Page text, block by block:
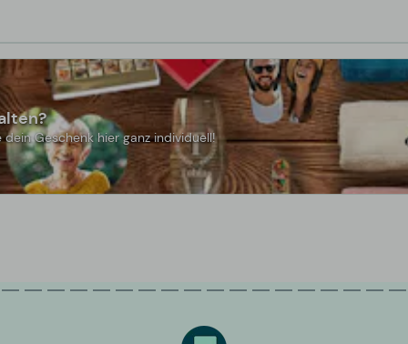
Geschenk hier ganz individuell!